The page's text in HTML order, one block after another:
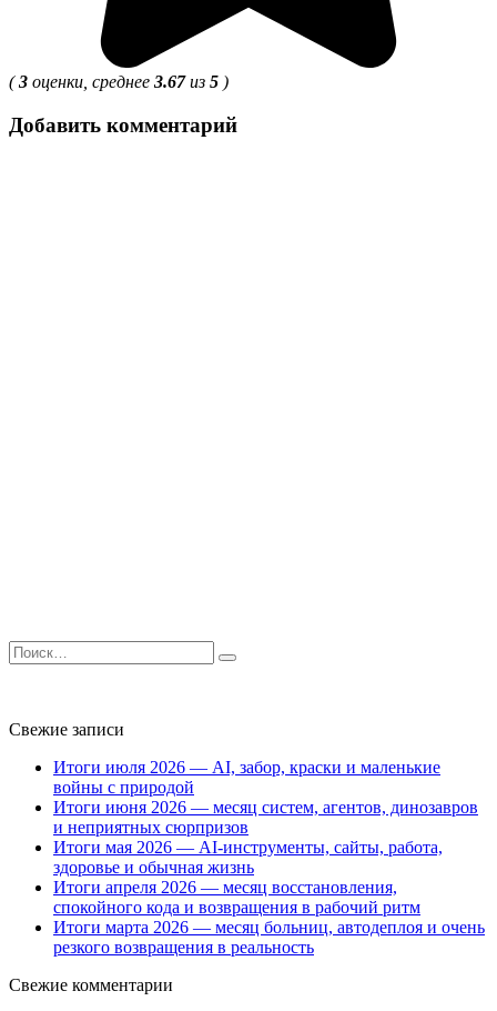
(3 оценки, среднее 3.67из 5 )
Добавить комментарий
Search
for:
Свежие записи
Итоги июля 2026 — AI, забор, краски и маленькие
войны с природой
Итоги июня 2026 — месяц систем, агентов, динозавров
и неприятных сюрпризов
Итоги мая 2026 — AI-инструменты, сайты, работа,
здоровье и обычная жизнь
Итоги апреля 2026 — месяц восстановления,
спокойного кода и возвращения в рабочий ритм
Итоги марта 2026 — месяц больниц, автодеплоя и очень
резкого возвращения в реальность
Свежие комментарии